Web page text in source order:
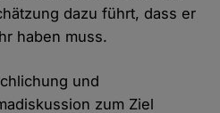
dazu führt, dass er
haben muss.
und
zum Ziel